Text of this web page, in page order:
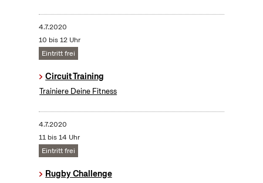
4.7.2020
10 bis 12 Uhr
Eintritt frei
Circuit Training
Trainiere Deine Fitness
4.7.2020
11 bis 14 Uhr
Eintritt frei
Rugby Challenge